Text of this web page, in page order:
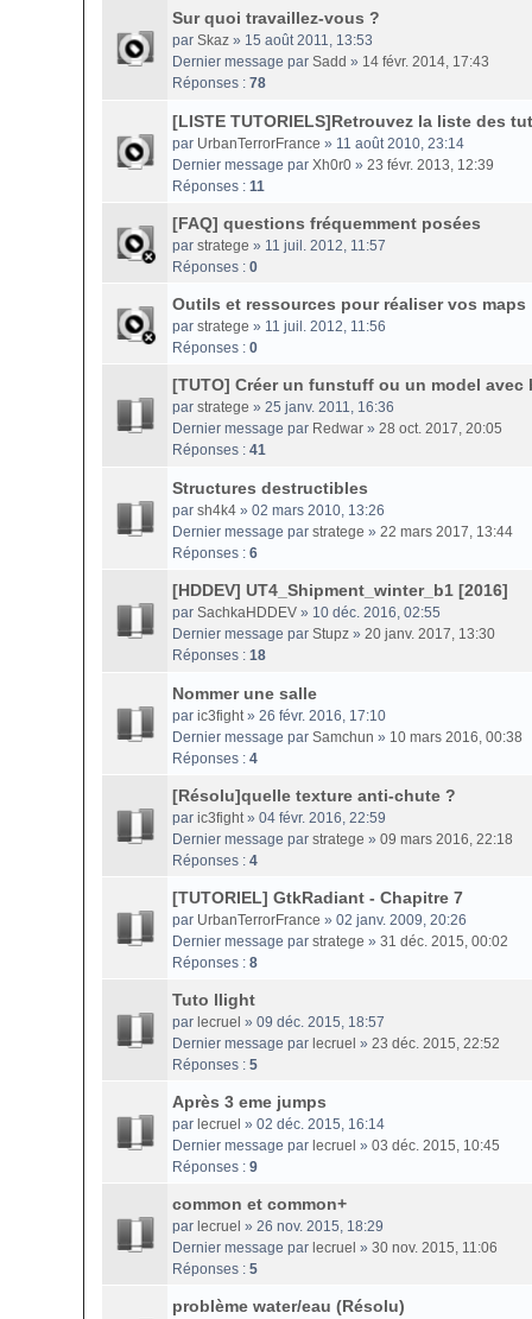
Sur quoi travaillez-vous ?
par Skaz » 15 août 2011, 13:53
Dernier message par Sadd » 14 févr. 2014, 17:43
Réponses : 78
[LISTE TUTORIELS]Retrouvez la liste des
par UrbanTerrorFrance » 11 août 2010, 23:14
Dernier message par Xh0r0 » 23 févr. 2013, 12:39
Réponses : 11
[FAQ] questions fréquemment posées
par stratege » 11 juil. 2012, 11:57
Réponses : 0
Outils et ressources pour réaliser vos maps
par stratege » 11 juil. 2012, 11:56
Réponses : 0
[TUTO] Créer un funstuff ou un model avec
par stratege » 25 janv. 2011, 16:36
Dernier message par Redwar » 28 oct. 2017, 20:05
Réponses : 41
Structures destructibles
par sh4k4 » 02 mars 2010, 13:26
Dernier message par stratege » 22 mars 2017, 13:44
Réponses : 6
[HDDEV] UT4_Shipment_winter_b1 [2016]
par SachkaHDDEV » 10 déc. 2016, 02:55
Dernier message par Stupz » 20 janv. 2017, 13:30
Réponses : 18
Nommer une salle
par ic3fight» 26 févr. 2016, 17:10
Dernier message par Samchun » 10 mars 2016, 00:38
Réponses : 4
[Résolu]quelle texture anti-chute ?
par ic3fight» 04 févr. 2016, 22:59
Dernier message par stratege » 09 mars 2016, 22:18
Réponses : 4
[TUTORIEL] GtkRadiant - Chapitre 7
par UrbanTerrorFrance » 02 janv. 2009, 20:26
Dernier message par stratege » 31 déc. 2015, 00:02
Réponses : 8
Tuto llight
par lecruel » 09 déc. 2015, 18:57
Dernier message par lecruel » 23 déc. 2015, 22:52
Réponses : 5
Après 3 eme jumps
par lecruel » 02 déc. 2015, 16:14
Dernier message par lecruel » 03 déc. 2015, 10:45
Réponses : 9
common et common+
par lecruel » 26 nov. 2015, 18:29
Dernier message par lecruel » 30 nov. 2015, 11:06
Réponses : 5
problème water/eau (Résolu)